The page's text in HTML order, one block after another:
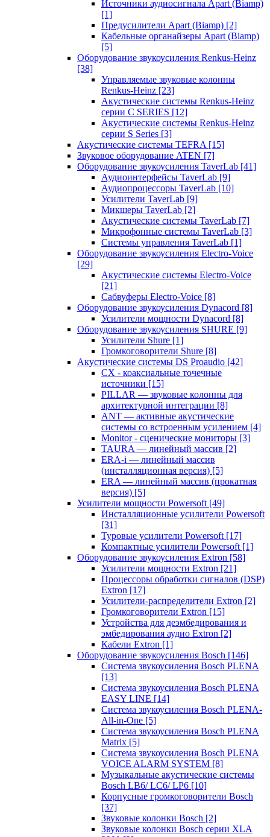
Источники аудиосигнала Apart (Biamp)
[1]
Предусилители Apart (Biamp) [2]
Кабельные органайзеры Apart (Biamp)
[5]
Оборудование звукоусиления Renkus-Heinz
[38]
Управляемые звуковые колонны
Renkus-Heinz [23]
Акустические системы Renkus-Heinz
серии C SERIES [12]
Акустические системы Renkus-Heinz
серии S Series [3]
Акустические системы TEFRA [15]
Звуковое оборудование ATEN [7]
Оборудование звукоусиления TaverLab [41]
Аудиоинтерфейсы TaverLab [9]
Аудиопроцессоры TaverLab [10]
Усилители TaverLab [9]
Микшеры TaverLab [2]
Акустические системы TaverLab [7]
Микрофонные системы TaverLab [3]
Системы управления TaverLab [1]
Оборудование звукоусиления Electro-Voice
[29]
Акустические системы Electro-Voice
[21]
Сабвуферы Electro-Voice [8]
Оборудование звукоусиления Dynacord [8]
Усилители мощности Dynacord [8]
Оборудование звукоусиления SHURE [9]
Усилители Shure [1]
Громкоговорители Shure [8]
Акустические системы DS Proaudio [42]
CX - коаксиальные точечные
источники [15]
PILLAR — звуковые колонны для
архитектурной интеграции [8]
ANT — активные акустические
системы со встроенным усилением [4]
Monitor - сценические мониторы [3]
TAURA — линейный массив [2]
ERA-i — линейный массив
(инсталляционная версия) [5]
ERA — линейный массив (прокатная
версия) [5]
Усилители мощности Powersoft [49]
Инсталляционные усилители Powersoft
[31]
Туровые усилители Powersoft [17]
Компактные усилители Powersoft [1]
Оборудование звукоусиления Extron [58]
Усилители мощности Extron [21]
Процессоры обработки сигналов (DSP)
Extron [17]
Усилители-распределители Extron [2]
Громкоговорители Extron [15]
Устройства для деэмбедирования и
эмбедирования аудио Extron [2]
Кабели Extron [1]
Оборудование звукоусиления Bosch [146]
Система звукоусиления Bosch PLENA
[13]
Система звукоусиления Bosch PLENA
EASY LINE [14]
Система звукоусиления Bosch PLENA-
All-in-One [5]
Система звукоусиления Bosch PLENA
Matrix [5]
Система звукоусиления Bosch PLENA
VOICE ALARM SYSTEM [8]
Музыкальные акустические системы
Bosch LB6/ LC6/ LP6 [10]
Корпусные громкоговорители Bosch
[37]
Звуковые колонки Bosch [2]
Звуковые колонки Bosch серии XLA